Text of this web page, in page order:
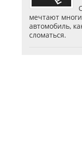
мечтают
автомобиль,
сломаться.